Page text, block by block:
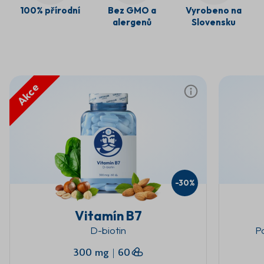
100% přírodní
Bez GMO a
alergenů
Vyrobeno na
Slovensku
Akce
Vitamín B7
D-biotin
300 mg | 60
-30%